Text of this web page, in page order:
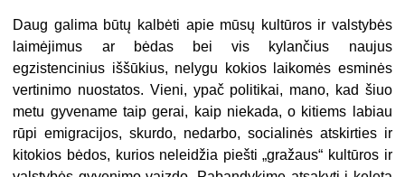
Daug galima būtų kalbėti apie mūsų kultūros ir valstybės
laimėjimus ar bėdas bei vis kylančius naujus
egzistencinius iššūkius, nelygu kokios laikomės esminės
vertinimo nuostatos. Vieni, ypač politikai, mano, kad šiuo
metu gyvename taip gerai, kaip niekada, o kitiems labiau
rūpi emigracijos, skurdo, nedarbo, socialinės atskirties ir
kitokios bėdos, kurios neleidžia piešti „gražaus“ kultūros ir